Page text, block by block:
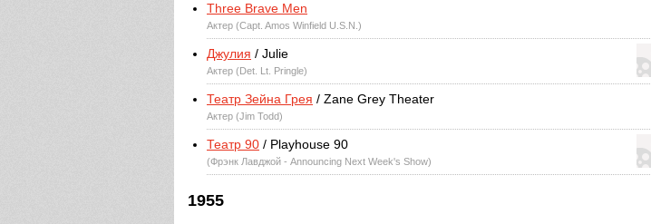
Three Brave Men
Актер (Capt. Amos Winfield U.S.N.)
Джулия / Julie
Актер (Det. Lt. Pringle)
Театр Зейна Грея / Zane Grey Theater
Актер (Jim Todd)
Театр 90 / Playhouse 90
(Фрэнк Лавджой - Announcing Next Week's Show)
1955